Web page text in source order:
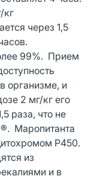
кг
через 1,5
99%. Прием
организме, и
2 мг/кг его
раза, что не
Маропитанта
Р450.
из
и в